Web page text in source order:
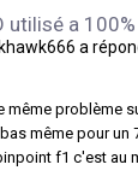
utilisé a 100%
a
même problème
même pour un
f1 c'est au